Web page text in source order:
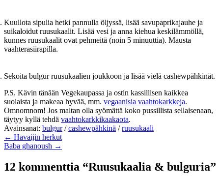
Kuullota sipulia hetki pannulla öljyssä, lisää savupaprikajauhe ja
suikaloidut ruusukaalit. Lisää vesi ja anna kiehua keskilämmöllä,
kunnes ruusukaalit ovat pehmeitä (noin 5 minuuttia). Mausta
vaahterasiirapilla.
Sekoita bulgur ruusukaalien joukkoon ja lisää vielä cashewpähkinät.
P.S. Kävin tänään Vegekaupassa ja ostin kassillisen kaikkea
suolaista ja makeaa hyvää, mm. vegaanisia vaahtokarkkeja.
Omnomnom! Jos maltan olla syömättä koko pussillista sellaisenaan,
täytyy kyllä tehdä vaahtokarkkikaakaota.
Avainsanat: bulgur/cashewpähkinä /ruusukaali
← Havaijin herkut
Baba ghanoush →
12 kommenttia “Ruusukaalia & bulguria”